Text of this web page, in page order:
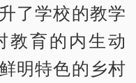
了学校的教学
教育的内生动
明特色的乡村